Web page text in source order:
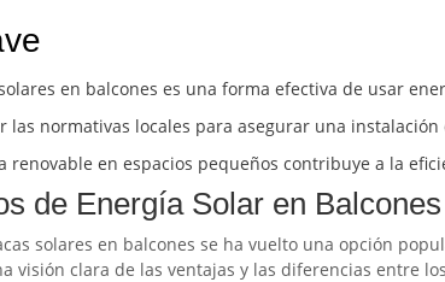
en balcones es una forma efectiva de usar
las normativas locales para asegurar una instalación
renovable en espacios pequeños contribuye a la
de Energía Solar en Balcones
solares en balcones se ha vuelto una opción
visión clara de las ventajas y las diferencias entre